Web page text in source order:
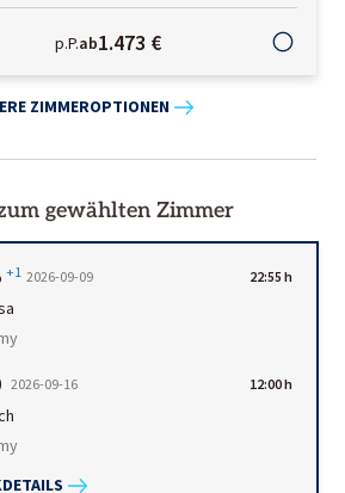
p.P.ab1.473 €
ZIMMEROPTIONEN
gewählten Zimmer
+1 2026-09-09 22:55 h
2026-09-16 12:00 h